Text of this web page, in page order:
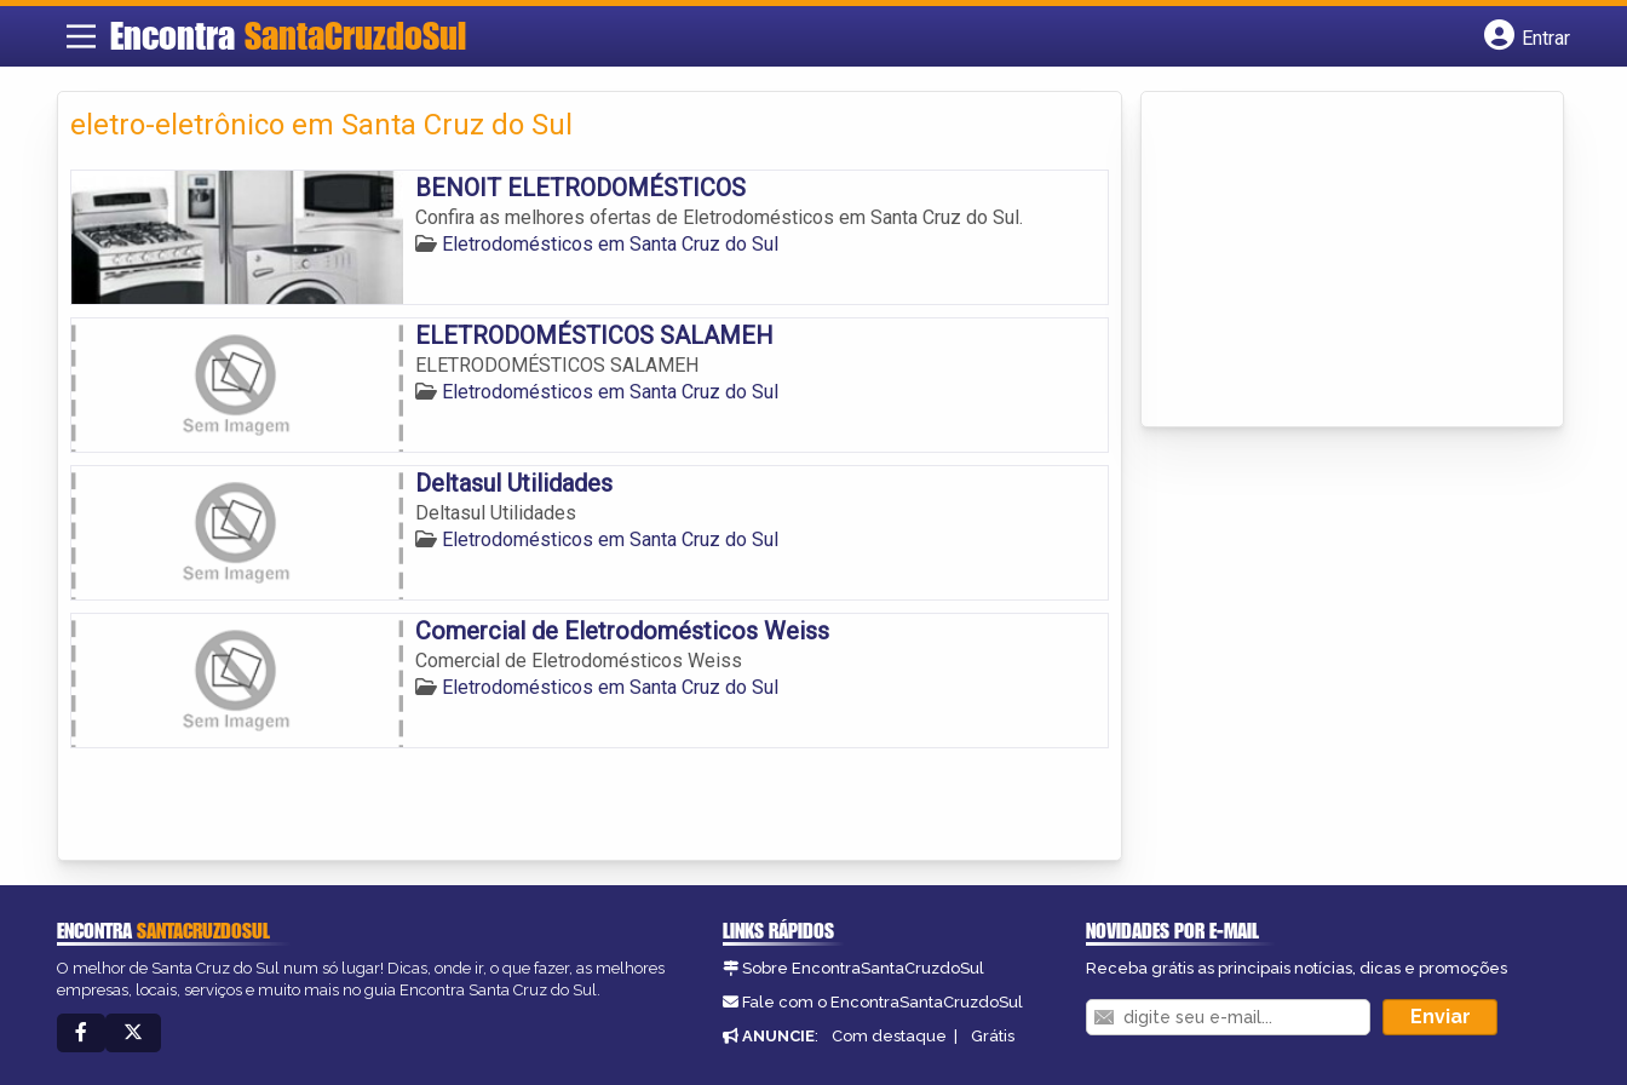
Encontra SantaCruzdoSul
Entrar
eletro-eletrônico em Santa Cruz do Sul
BENOIT ELETRODOMÉSTICOS
Confira as melhores ofertas de Eletrodomésticos em Santa Cruz do Sul.
Eletrodomésticos em Santa Cruz do Sul
ELETRODOMÉSTICOS SALAMEH
ELETRODOMÉSTICOS SALAMEH
Eletrodomésticos em Santa Cruz do Sul
Deltasul Utilidades
Deltasul Utilidades
Eletrodomésticos em Santa Cruz do Sul
Comercial de Eletrodomésticos Weiss
Comercial de Eletrodomésticos Weiss
Eletrodomésticos em Santa Cruz do Sul
ENCONTRASANTACRUZDOSUL
O melhor de Santa Cruz do Sul num só lugar! Dicas, onde ir, o que fazer, as melhores
empresas, locais, serviços e muito mais no guia Encontra Santa Cruz do Sul.
LINKS RÁPIDOS
Sobre EncontraSantaCruzdoSul
Fale com o EncontraSantaCruzdoSul
ANUNCIE: Com destaque | Grátis
NOVIDADES POR E-MAIL
Receba grátis as principais notícias, dicas e promoções